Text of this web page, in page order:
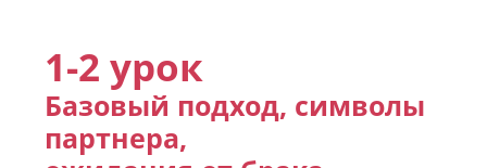
1-2 урок
Базовый подход, символы
партнера,